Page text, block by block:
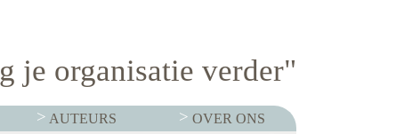
je organisatie verder"
AUTEURS
OVER ONS